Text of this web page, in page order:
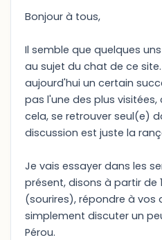
Bonjour à tous,
Il semble que quelques
au sujet du chat de ce
aujourd'hui un certain
pas l'une des plus visitées,
cela, se retrouver seul(e)
discussion est juste la
Je vais essayer dans les
présent, disons à partir de
(sourires), répondre à vos
simplement discuter un
Pérou.